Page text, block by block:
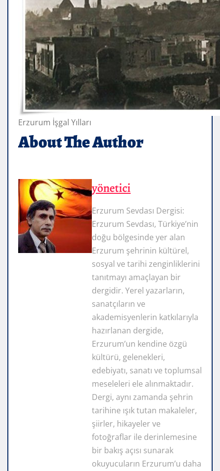
Erzurum İşgal Yılları
About The Author
yönetici
Erzurum Sevdası Dergisi:
Erzurum Sevdası, Türkiye’nin
doğu bölgesinde yer alan
Erzurum şehrinin kültürel,
sosyal ve tarihi zenginliklerini
tanıtmayı amaçlayan bir
dergidir. Yerel yazarların,
sanatçıların ve
akademisyenlerin katkılarıyla
hazırlanan dergide,
Erzurum’un kendine özgü
kültürü, gelenekleri,
edebiyatı, sanatı ve toplumsal
meseleleri ele alınmaktadır.
Dergi, aynı zamanda şehrin
tarihine ışık tutan makaleler,
şiirler, hikayeler ve
fotoğraflar ile derinlemesine
bir bakış açısı sunarak
okuyucuların Erzurum’u daha